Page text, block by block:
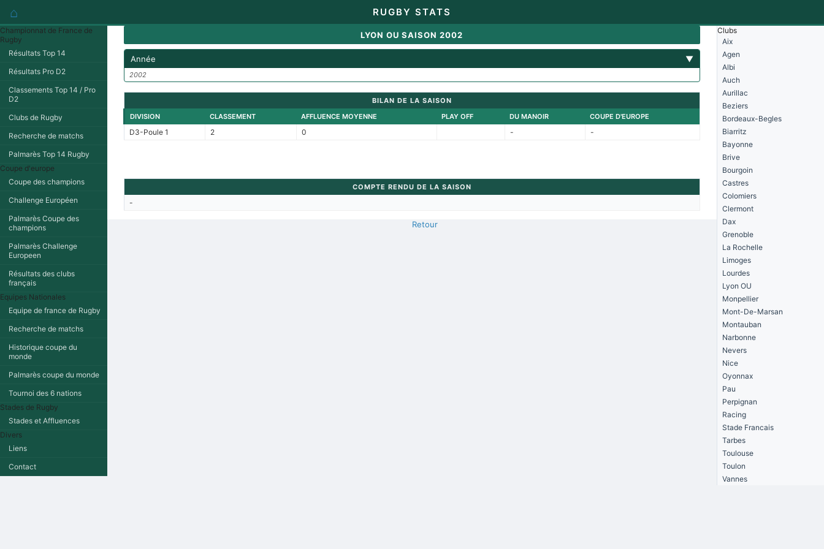
⌂ RUGBY STATS
Championnat de France de
Rugby
Résultats Top 14
Résultats Pro D2
Classements Top 14 / Pro
D2
Clubs de Rugby
Recherche de matchs
Palmarès Top 14 Rugby
Coupe d'europe
Coupe des champions
Challenge Européen
Palmarès Coupe des
champions
Palmarès Challenge
Europeen
Résultats des clubs
français
Equipes Nationales
Equipe de france de Rugby
Recherche de matchs
Historique coupe du
monde
Palmarès coupe du monde
Tournoi des 6 nations
Stades de Rugby
Stades et Affluences
Divers
Liens
Contact
LYON OU SAISON 2002
Année ▼
2002
BILAN DE LA SAISON
DIVISION
CLASSEMENT AFFLUENCE MOYENNE PLAY OFF DU MANOIR COUPE D'EUROPE
D3-Poule 1 2 0 - -
COMPTE RENDU DE LA SAISON
-
Retour
Clubs
Aix
Agen
Albi
Auch
Aurillac
Beziers
Bordeaux-Begles
Biarritz
Bayonne
Brive
Bourgoin
Castres
Colomiers
Clermont
Dax
Grenoble
La Rochelle
Limoges
Lourdes
Lyon OU
Monpellier
Mont-De-Marsan
Montauban
Narbonne
Nevers
Nice
Oyonnax
Pau
Perpignan
Racing
Stade Francais
Tarbes
Toulouse
Toulon
Vannes